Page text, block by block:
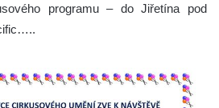
programu – do Jiřetína pod